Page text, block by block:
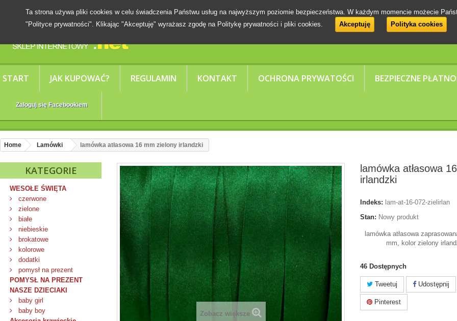
START JAK KUPOWAĆ? REGULAMIN KONTAKT OCHRONA PRYWATOŚCI BEZPIECZNE
Zaloguj się Facebookiem
Ta strona używa pliki cookies w celu świadczenia Państwu usług na najwyższym poziomie bezpieczeństwa. W każdym momencie możecie
"Polityce prywatności". Klikając "Akceptuję" wyrażasz zgodę na Politykę prywatności i pliki cookies.
Akceptuję Polityka cookies
Home Lamówki lamówka atłasowa 16 mm zielony irlandzki
KATEGORIE
WESOŁE ŚWIĘTA
czerwone
zielone
białe
niebieskie
brokatowe
kolorowe
dodatki
pomysł na prezent
POMYSŁ NA PREZENT
NASZE DZIECIAKI
baby girl
baby boy
Zobacz większe
lamówka atłasowa
irlandzki
Indeks: lam-at-16-072-zielirlan
Stan: Nowy produkt
lamówka atłasowa
mm, kolor zielony
46 Dostępnych
Tweetuj Udostępnij
Pinterest